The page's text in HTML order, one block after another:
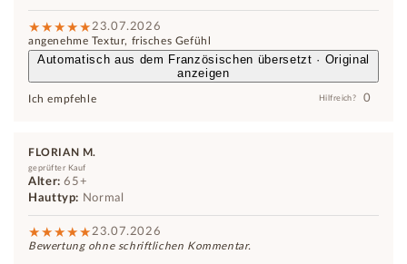
23.07.2026
angenehme Textur, frisches Gefühl
Automatisch aus dem Französischen übersetzt · Original
anzeigen
Ich empfehle Hilfreich? 0
FLORIAN M.
geprüfter Kauf
Alter: 65+
Hauttyp: Normal
23.07.2026
Bewertung ohne schriftlichen Kommentar.